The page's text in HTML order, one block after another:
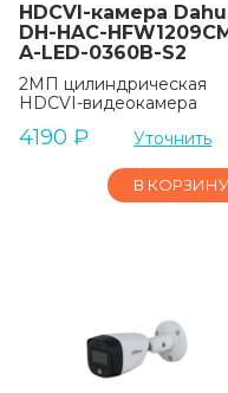
HDCVI-камера
DH-HAC-
A-LED-0360B-S2
2МП цилиндрическая
HDCVI-видеокамера
4190 ₽ Уточнить
В КОРЗИНУ